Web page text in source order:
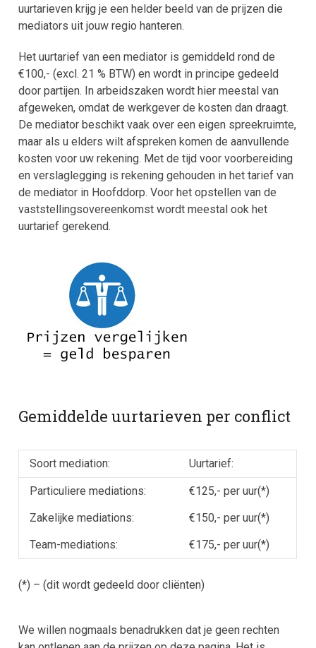
uurtarieven krijg je een helder beeld van de prijzen die
mediators uit jouw regio hanteren.
Het uurtarief van een mediator is gemiddeld rond de
€100,- (excl. 21 % BTW) en wordt in principe gedeeld
door partijen. In arbeidszaken wordt hier meestal van
afgeweken, omdat de werkgever de kosten dan draagt.
De mediator beschikt vaak over een eigen spreekruimte,
maar als u elders wilt afspreken komen de aanvullende
kosten voor uw rekening. Met de tijd voor voorbereiding
en verslaglegging is rekening gehouden in het tarief van
de mediator in Hoofddorp. Voor het opstellen van de
vaststellingsovereenkomst wordt meestal ook het
uurtarief gerekend.
Gemiddelde uurtarieven per conflict
Soort mediation: Uurtarief:
Particuliere mediations:
€125,- per uur(*)
Zakelijke mediations:
€150,- per uur(*)
Team-mediations:
€175,- per uur(*)
(*) – (dit wordt gedeeld door cliënten)
We willen nogmaals benadrukken dat je geen rechten